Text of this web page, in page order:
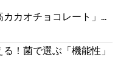
カオチョコレート」...
！菌で選ぶ「機能性」